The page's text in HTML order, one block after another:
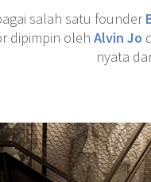
salah satu founder
dipimpin oleh Alvin Jo
nyata